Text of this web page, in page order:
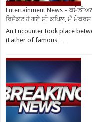
Entertainment News –
ਰਿਜੈਕਟ ਹੋ ਗਏ ਸੀ ਕਪਿਲ, ਮੈਂ
An Encounter took place
(Father of famous …